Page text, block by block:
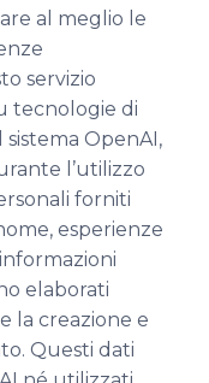
al meglio le
servizio
tecnologie di
OpenAI,
l’utilizzo
forniti
esperienze
elaborati
la creazione e
Questi dati